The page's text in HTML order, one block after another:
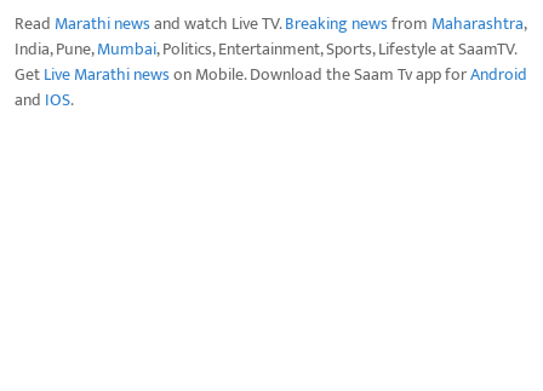
Read Marathi newsand watch Live TV.Breaking newsfrom Maharashtra,
India, Pune,Mumbai, Politics, Entertainment, Sports, Lifestyle at SaamTV.
GetLive Marathi newson Mobile. Download the Saam Tv app forAndroid
and IOS.